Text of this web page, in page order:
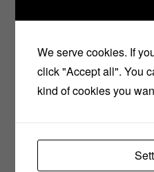
Πως θα
Χτυπάμε καλά το μισό
και στη συνέχεια
We serve cookies. If
click "Accept all". You
kind of cookies you